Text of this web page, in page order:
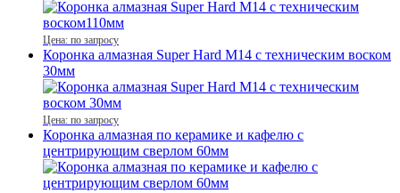
Цена: по запросу
Коронка алмазная Super Hard М14 с техническим воском
30мм
Цена: по запросу
Коронка алмазная по керамике и кафелю с
центрирующим сверлом 60мм